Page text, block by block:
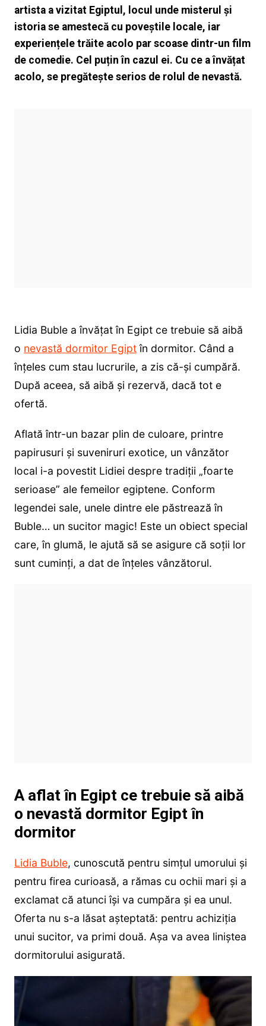
artista a vizitat Egiptul, locul unde misterul și
istoria se amestecă cu poveștile locale, iar
experiențele trăite acolo par scoase dintr-un film
de comedie. Cel puțin în cazul ei. Cu ce a învățat
acolo, se pregătește serios de rolul de nevastă.
Lidia Buble a învățat în Egipt ce trebuie să aibă
o nevastă dormitor Egiptîn dormitor. Când a
înțeles cum stau lucrurile, a zis că-și cumpără.
După aceea, să aibă și rezervă, dacă tot e
ofertă.
Aflată într-un bazar plin de culoare, printre
papirusuri și suveniruri exotice, un vânzător
local i-a povestit Lidiei despre tradiții „foarte
serioase” ale femeilor egiptene. Conform
legendei sale, unele dintre ele păstrează în
Buble… un sucitor magic! Este un obiect special
care, în glumă, le ajută să se asigure că soții lor
sunt cuminți, a dat de înțeles vânzătorul.
A aflat în Egipt ce trebuie să aibă
o nevastă dormitor Egipt în
dormitor
Lidia Buble, cunoscută pentru simțul umorului și
pentru firea curioasă, a rămas cu ochii mari și a
exclamat că atunci își va cumpăra și ea unul.
Oferta nu s-a lăsat așteptată: pentru achiziția
unui sucitor, va primi două. Așa va avea liniștea
dormitorului asigurată.
Player
video